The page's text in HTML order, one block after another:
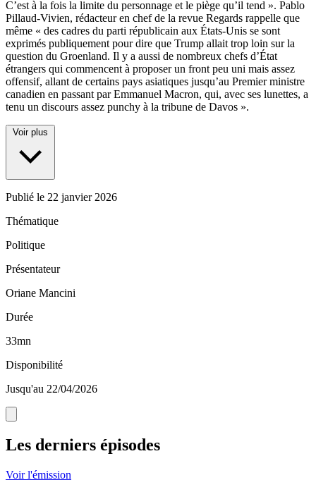
C’est à la fois la limite du personnage et le piège qu’il tend ». Pablo
Pillaud-Vivien, rédacteur en chef de la revue Regards rappelle que
même « des cadres du parti républicain aux États-Unis se sont
exprimés publiquement pour dire que Trump allait trop loin sur la
question du Groenland. Il y a aussi de nombreux chefs d’État
étrangers qui commencent à proposer un front peu uni mais assez
offensif, allant de certains pays asiatiques jusqu’au Premier ministre
canadien en passant par Emmanuel Macron, qui, avec ses lunettes, a
tenu un discours assez punchy à la tribune de Davos ».
Voir plus
Publié le 22 janvier 2026
Thématique
Politique
Présentateur
Oriane Mancini
Durée
33mn
Disponibilité
Jusqu'au 22/04/2026
Les derniers épisodes
Voir l'émission